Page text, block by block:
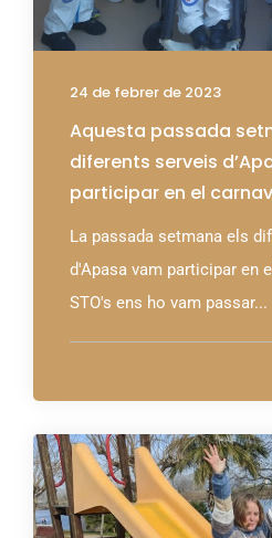
24 de febrer de 2023
Aquesta passada
diferents serveis
participar en el
La passada setmana els
d'Apasa vam participar en
STO's ens ho vam passar...